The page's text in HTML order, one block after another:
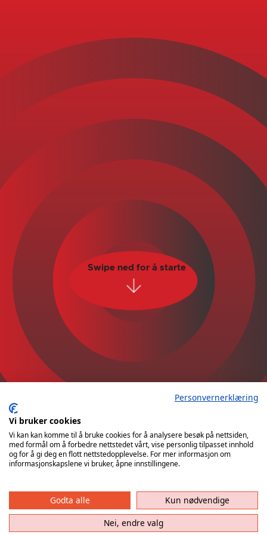
Swipe ned for å starte
Personvernerklæring
Vi bruker cookies
Vi kan kan komme til å bruke cookies for å analysere besøk på nettsiden,
med formål om å forbedre nettstedet vårt, vise personlig tilpasset innhold
og for å gi deg en flott nettstedopplevelse. For mer informasjon om
informasjonskapslene vi bruker, åpne innstillingene.
Godta alle
Kun nødvendige
Nei, endre valg